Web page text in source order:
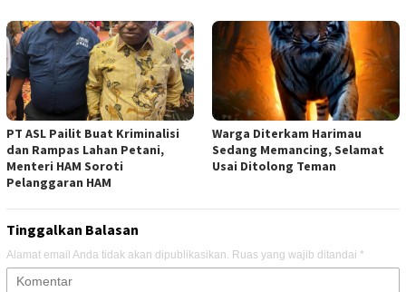
PT ASL Pailit Buat Kriminalisi
dan Rampas Lahan Petani,
Menteri HAM Soroti
Pelanggaran HAM
Warga Diterkam Harimau
Sedang Memancing, Selamat
Usai Ditolong Teman
Tinggalkan Balasan
Alamat email Anda tidak akan dipublikasikan. Ruas yang wajib ditandai *